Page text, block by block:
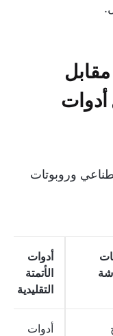
أدوات
وروبوتات
أدوات
الأتمتة
التقليدية
أدوات